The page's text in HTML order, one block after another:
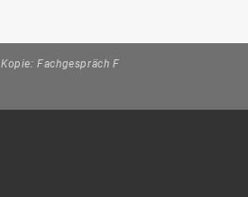
Kopie: Fachgespräch F